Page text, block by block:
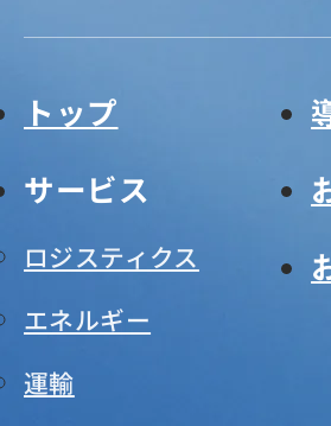
トップ
サービス
ロジスティクス
エネルギー
運輸